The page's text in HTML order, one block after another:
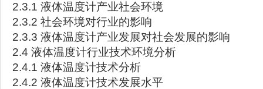
2.3.1 液体温度计产业社会环境
2.3.2 社会环境对行业的影响
2.3.3 液体温度计产业发展对社会发展的影响
2.4 液体温度计行业技术环境分析
2.4.1 液体温度计技术分析
2.4.2 液体温度计技术发展水平